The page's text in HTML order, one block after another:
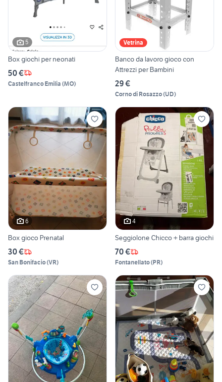
5
Box giochi per neonati
50 €
Castelfranco Emilia (MO)
Vetrina
Banco da lavoro gioco con
Attrezzi per Bambini
29 €
Corno di Rosazzo(UD)
6
Box gioco Prenatal
30 €
San Bonifacio(VR)
4
Seggiolone Chicco + barra giochi
70 €
Fontanellato(PR)